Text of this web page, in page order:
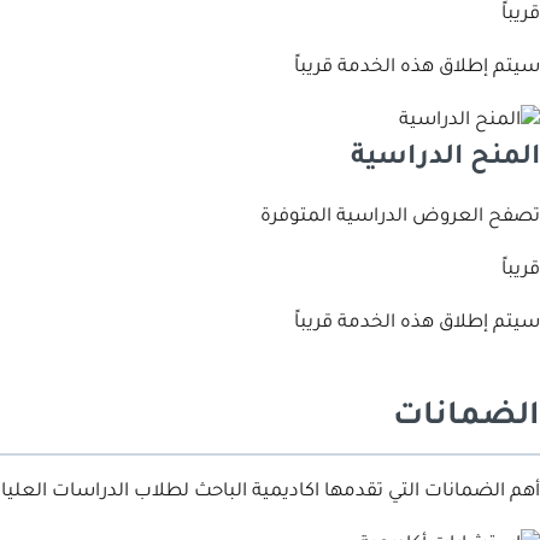
قريباً
سيتم إطلاق هذه الخدمة قريباً
اﻟﻤﻨﺢ اﻟﺪراﺳﻴﺔ
ﺗﺼﻔﺢ اﻟﻌﺮوض اﻟﺪراﺳﻴﺔ اﻟﻤﺘﻮﻓﺮة
قريباً
سيتم إطلاق هذه الخدمة قريباً
الضمانات
أﻫﻢ اﻟﻀﻤﺎﻧﺎت اﻟﺘﻲ ﺗﻘﺪﻣﻬﺎ اﻛﺎدﻳﻤﻴﺔ اﻟﺒﺎﺣﺚ ﻟﻄﻼب اﻟﺪراﺳﺎت اﻟﻌﻠﻴﺎ